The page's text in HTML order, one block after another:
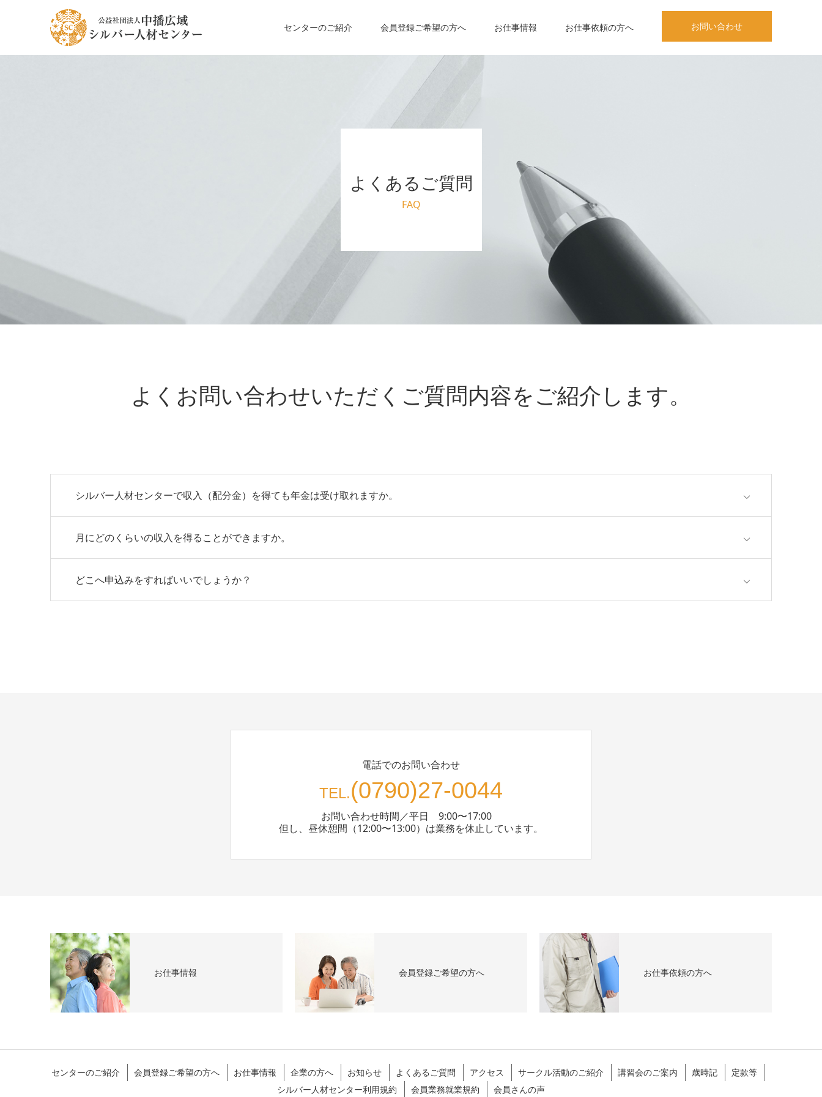
お問い合わせ
センターのご紹介 会員登録ご希望の方へ お仕事情報 お仕事依頼の方へ
よくあるご質問
FAQ
よくお問い合わせいただくご質問内容をご紹介します。
シルバー人材センターで収入（配分金）を得ても年金は受け取れますか。
月にどのくらいの収入を得ることができますか。
どこへ申込みをすればいいでしょうか？
電話でのお問い合わせ
TEL.(0790)27-0044
お問い合わせ時間／平日 9:00〜17:00
但し、昼休憩間（12:00〜13:00）は業務を休止しています。
お仕事情報 会員登録ご希望の方へ お仕事依頼の方へ
センターのご紹介 会員登録ご希望の方へ お仕事情報 企業の方へ お知らせ よくあるご質問 アクセス サークル活動のご紹介 講習会のご案内 歳時記
定款等
シルバー人材センター利用規約
会員業務就業規約 会員さんの声